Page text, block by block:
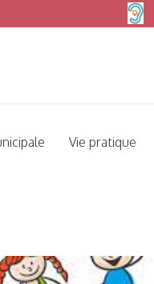
Vie pratique